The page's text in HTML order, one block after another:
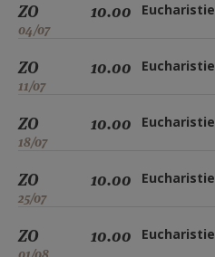
ZO
04/07
10.00 Eucharistie
ZO
11/07
10.00 Eucharistie
ZO
18/07
10.00 Eucharistie
ZO
25/07
10.00 Eucharistie
ZO 10.00 Eucharistie